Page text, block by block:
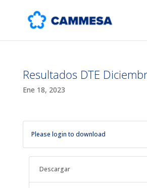
Resultados DTE
Ene 18, 2023
Please login to download
Descargar